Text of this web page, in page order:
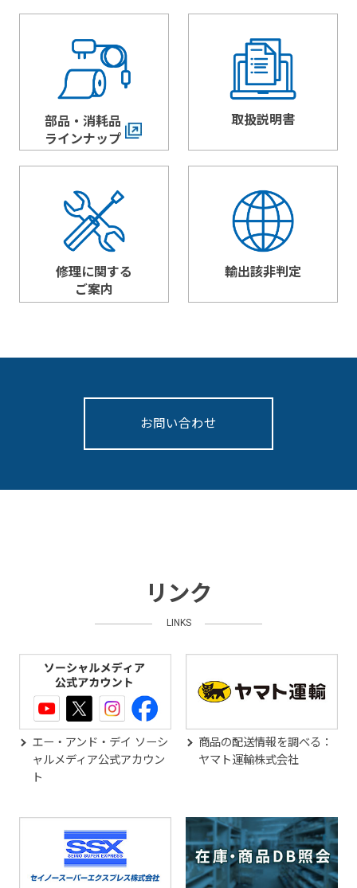
部品・消耗品
ラインナップ
取扱説明書
修理に関する
ご案内
輸出該非判定
お問い合わせ
リンク
LINKS
エー・アンド・デイ ソーシ
ャルメディア公式アカウン
ト
商品の配送情報を調べる：
ヤマト運輸株式会社